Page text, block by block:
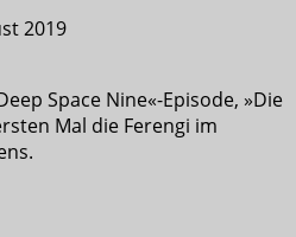
2019
Space Nine«-Episode, »Die
Mal die Ferengi im